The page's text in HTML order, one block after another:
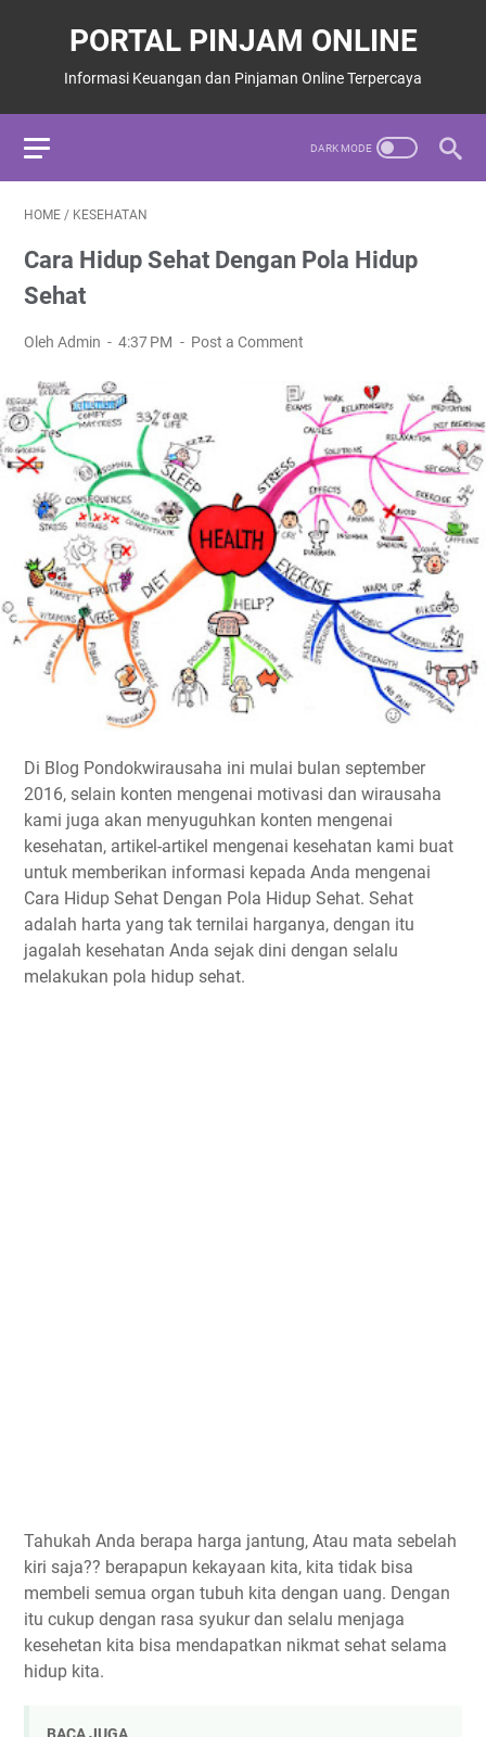
PORTAL PINJAM ONLINE
Informasi Keuangan dan Pinjaman Online Terpercaya
HOME / KESEHATAN
Cara Hidup Sehat Dengan Pola Hidup
Sehat
Oleh Admin 4:37 PM Post a Comment
Di Blog Pondokwirausaha ini mulai bulan september
2016, selain konten mengenai motivasi dan wirausaha
kami juga akan menyuguhkan konten mengenai
kesehatan, artikel-artikel mengenai kesehatan kami buat
untuk memberikan informasi kepada Anda mengenai
Cara Hidup Sehat Dengan Pola Hidup Sehat. Sehat
adalah harta yang tak ternilai harganya, dengan itu
jagalah kesehatan Anda sejak dini dengan selalu
melakukan pola hidup sehat.
Tahukah Anda berapa harga jantung, Atau mata sebelah
kiri saja?? berapapun kekayaan kita, kita tidak bisa
membeli semua organ tubuh kita dengan uang. Dengan
itu cukup dengan rasa syukur dan selalu menjaga
kesehetan kita bisa mendapatkan nikmat sehat selama
hidup kita.